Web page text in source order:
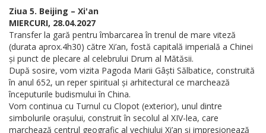
Ziua 5. Beijing – Xi'an
MIERCURI, 28.04.2027
Transfer la gară pentru îmbarcarea în trenul de mare viteză
(durata aprox.4h30) către Xi’an, fostă capitală imperială a Chinei
și punct de plecare al celebrului Drum al Mătăsii.
După sosire, vom vizita Pagoda Marii Gâști Sălbatice, construită
în anul 652, un reper spiritual și arhitectural ce marchează
începuturile budismului în China.
Vom continua cu Turnul cu Clopot (exterior), unul dintre
simbolurile orașului, construit în secolul al XIV-lea, care
marchează centrul geografic al vechiului Xi’an și impresionează